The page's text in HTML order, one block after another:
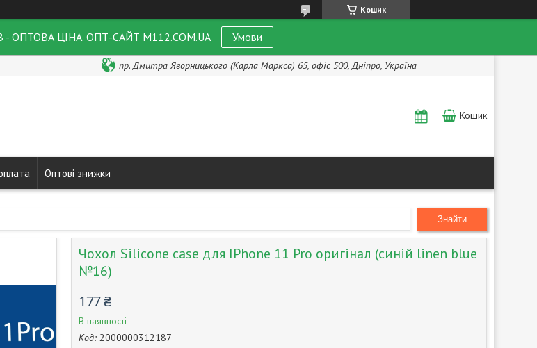
Кошик
ОПТОВА ЦІНА. ОПТ-САЙТ M112.COM.UA Умови
пр. Дмитра Яворницького (Карла Маркса) 65, офіс 500, Дніпро, Україна
Кошик
Оптові знижки
Знайти
Чохол Silicone case для IPhone 11 Pro оригінал (синій linen blue
№16)
177 ₴
В наявності
Код: 2000000312187